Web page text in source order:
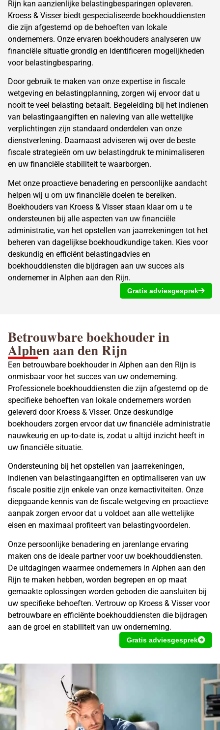
Rijn kan aanzienlijke belastingbesparingen opleveren.
Kroess & Visser biedt gespecialiseerde boekhouddiensten
die zijn afgestemd op de behoeften van lokale
ondernemers. Onze ervaren boekhouders analyseren uw
financiële situatie grondig en identificeren mogelijkheden
voor belastingbesparing.
Door gebruik te maken van onze expertise in fiscale
wetgeving en belastingplanning, zorgen wij ervoor dat u
nooit te veel belasting betaalt. Begeleiding bij het indienen
van belastingaangiften en naleving van alle wettelijke
verplichtingen zijn standaard onderdelen van onze
dienstverlening. Daarnaast adviseren wij over de beste
fiscale strategieën om uw belastingdruk te minimaliseren
en uw financiële stabiliteit te waarborgen.
Met onze proactieve benadering en persoonlijke aandacht
helpen wij u om uw financiële doelen te bereiken.
Boekhouders van Kroess & Visser staan klaar om u te
ondersteunen bij alle aspecten van uw financiële
administratie, van het opstellen van jaarrekeningen tot het
beheren van dagelijkse boekhoudkundige taken. Kies voor
deskundig en efficiënt belastingadvies en
boekhouddiensten die bijdragen aan uw succes als
ondernemer in Alphen aan den Rijn.
Gratis adviesgesprek
Betrouwbareboekhouder in
Alphen aan denRijn
Een betrouwbare boekhouder in Alphen aan den Rijn is
onmisbaar voor het succes van uw onderneming.
Professionele boekhouddiensten die zijn afgestemd op de
specifieke behoeften van lokale ondernemers worden
geleverd door Kroess & Visser. Onze deskundige
boekhouders zorgen ervoor dat uw financiële administratie
nauwkeurig en up-to-date is, zodat u altijd inzicht heeft in
uw financiële situatie.
Ondersteuning bij het opstellen van jaarrekeningen,
indienen van belastingaangiften en optimaliseren van uw
fiscale positie zijn enkele van onze kernactiviteiten. Onze
diepgaande kennis van de fiscale wetgeving en proactieve
aanpak zorgen ervoor dat u voldoet aan alle wettelijke
eisen en maximaal profiteert van belastingvoordelen.
Onze persoonlijke benadering en jarenlange ervaring
maken ons de ideale partner voor uw boekhouddiensten.
De uitdagingen waarmee ondernemers in Alphen aan den
Rijn te maken hebben, worden begrepen en op maat
gemaakte oplossingen worden geboden die aansluiten bij
uw specifieke behoeften. Vertrouw op Kroess & Visser voor
betrouwbare en efficiënte boekhouddiensten die bijdragen
aan de groei en stabiliteit van uw onderneming.
Gratis adviesgesprek